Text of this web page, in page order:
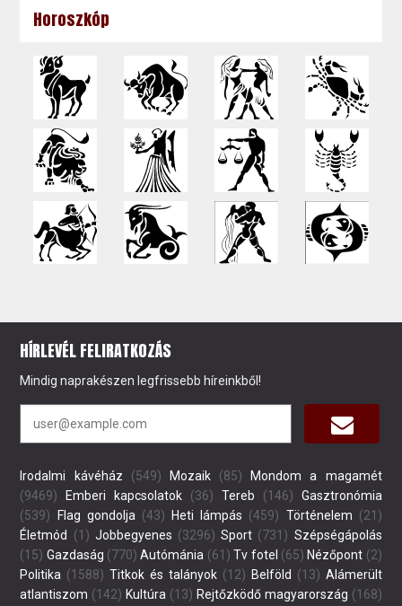
Horoszkóp
HÍRLEVÉL FELIRATKOZÁS
Mindig naprakészen legfrissebb híreinkből!
Irodalmi kávéház (549) Mozaik(85)
Mondom a magamét
(9469)
Emberi kapcsolatok (36) Tereb (146)
Gasztronómia
(539)
Flag gondolja(43) Heti lámpás (459) Történelem (21)
Életmód
(1) Jobbegyenes (3296) Sport (731) Szépségápolás
(15) Gazdaság (770) Autómánia (61) Tv fotel (65) Nézőpont (2)
Politika (1588) Titkok és talányok (12) Belföld (13) Alámerült
atlantiszom (142) Kultúra (13) Rejtőzködő magyarország (168)